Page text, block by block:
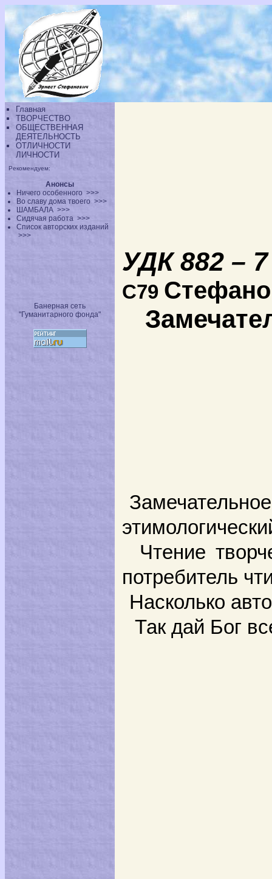
Главная
ТВОРЧЕСТВО
ОБЩЕСТВЕННАЯ
ДЕЯТЕЛЬНОСТЬ
ОТЛИЧНОСТИ
ЛИЧНОСТИ
Рекомендуем:
Анонсы
Ничего особенного >>>
Во славу дома твоего >>>
ШАМБАЛА >>>
Сидячая работа >>>
Список авторских изданий
>>>
Банерная сеть
"Гуманитарного фонда"
УДК 882 – 7
С79
Чтение
потребитель
Насколько
Так дай Бог